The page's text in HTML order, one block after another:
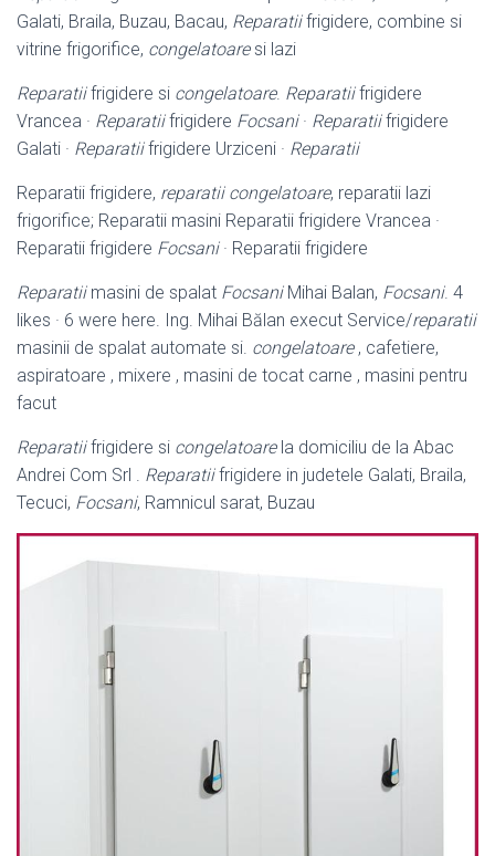
Galati, Braila, Buzau, Bacau, Reparatiifrigidere, combine si
vitrine frigorifice, congelatoaresi lazi
Reparatiifrigidere si congelatoare. Reparatiifrigidere
Vrancea · Reparatiifrigidere Focsani· Reparatiifrigidere
Galati · Reparatiifrigidere Urziceni · Reparatii
Reparatii frigidere, reparatii congelatoare, reparatii lazi
frigorifice; Reparatii masini Reparatii frigidere Vrancea ·
Reparatii frigidere Focsani· Reparatii frigidere
Reparatiimasini de spalat FocsaniMihai Balan, Focsani. 4
likes · 6 were here. Ing. Mihai Bălan execut Service/reparatii
masinii de spalat automate si. congelatoare, cafetiere,
aspiratoare , mixere , masini de tocat carne , masini pentru
facut
Reparatiifrigidere si congelatoarela domiciliu de la Abac
Andrei Com Srl . Reparatiifrigidere in judetele Galati, Braila,
Tecuci, Focsani, Ramnicul sarat, Buzau